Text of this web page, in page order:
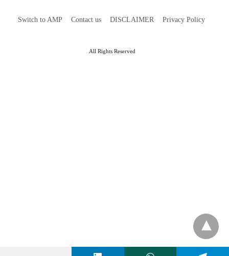
Switch to AMP Contact us DISCLAIMER Privacy Policy
All Rights Reserved